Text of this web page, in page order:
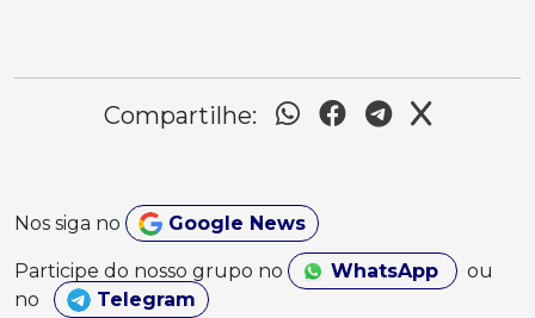
Compartilhe:
Nos siga no Google News
Participe do nosso grupo no WhatsApp
ou
no
Telegram